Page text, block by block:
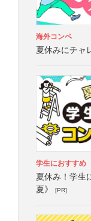
海外コンペ
夏休みにチャ
学生におすすめ
夏休み！学生
夏》
[PR]